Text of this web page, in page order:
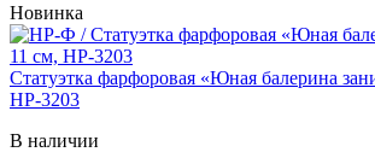
Новинка
Статуэтка фарфоровая «Юная балерина
HP-3203
В наличии